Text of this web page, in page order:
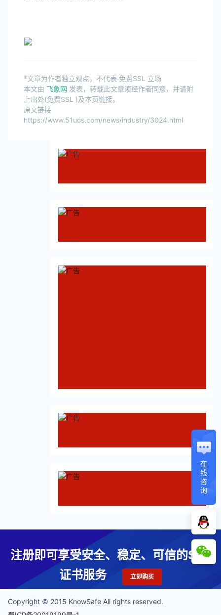
*文章为作者独立观点，不代表 免费SSL 立场
本文由 飞象网 发表，转载此文章须经作者同意，并请附
上出处(免费SSL )及本页链接。
原文链接
https://www.51uos.com/news/industry/3024.html
在
线
咨
询
注册即可享受安全、稳定、可信的SSL
证书服务
立即购买
Copyright © 2015 KnowSafe All rights reserved.